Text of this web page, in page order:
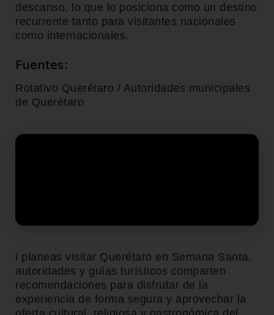
descanso, lo que lo posiciona como un destino
recurrente tanto para visitantes nacionales
como internacionales.
Fuentes:
Rotativo Querétaro / Autoridades municipales
de Querétaro
i planeas visitar Querétaro en Semana Santa,
autoridades y guías turísticos comparten
recomendaciones para disfrutar de la
experiencia de forma segura y aprovechar la